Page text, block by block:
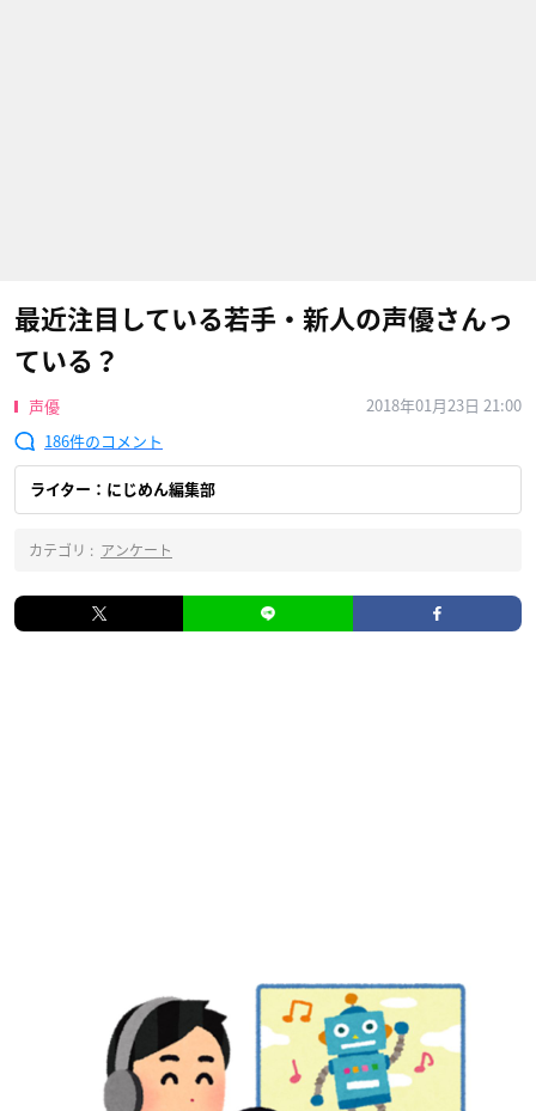
最近注目している若手・新人の声優さんっ
ている？
声優
2018年01月23日 21:00
186
ライター：にじめん編集部
カテゴリ : アンケート